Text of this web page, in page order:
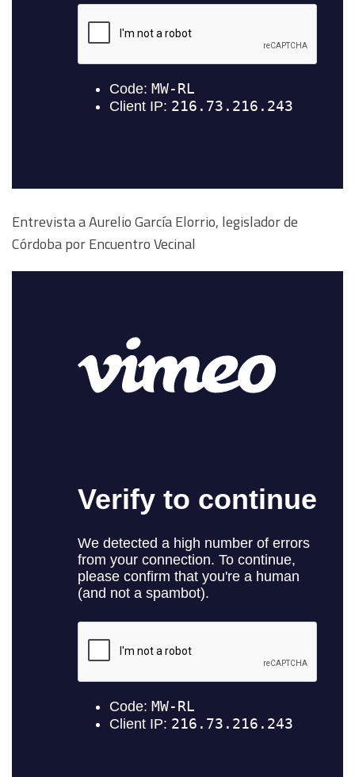
Entrevista a Aurelio García Elorrio, legislador de
Córdoba por Encuentro Vecinal